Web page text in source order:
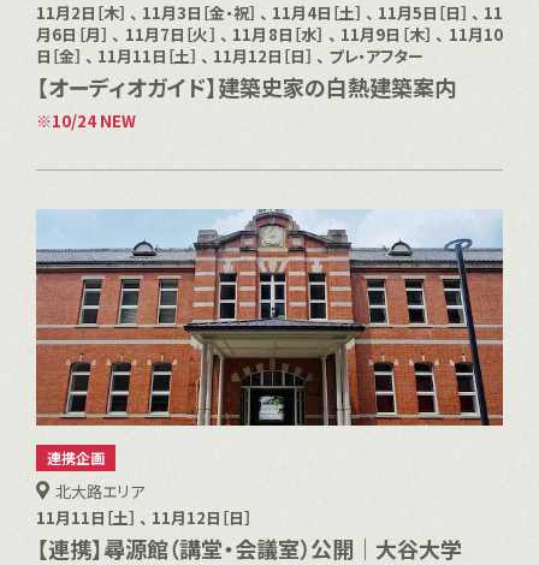
11月2日［木］ 、 11月3日［金・祝］ 、 11月4日［土］ 、 11月5日［日］ 、 11
月6日［月］ 、 11月7日［火］ 、 11月8日［水］ 、 11月9日［木］ 、 11月10
日［金］ 、 11月11日［土］ 、 11月12日［日］ 、 プレ・アフター
【オーディオガイド】建築史家の白熱建築案内
10/24 NEW
連携企画
北大路エリア
11月11日［土］ 、 11月12日［日］
【連携】尋源館（講堂・会議室）公開｜大谷大学